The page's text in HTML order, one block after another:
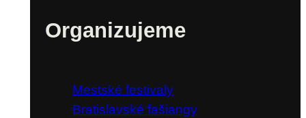
Organizujeme
Mestské festivaly
Bratislavské fašiangy